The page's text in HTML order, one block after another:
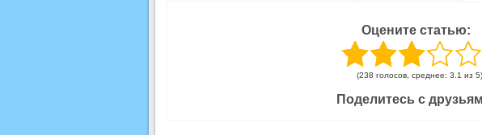
Оцените статью:
(238 голосов, среднее: 3.1 из 5)
Поделитесь с